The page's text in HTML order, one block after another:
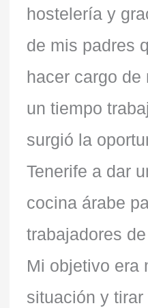
hostelería y
de mis padres
hacer cargo de
un tiempo
surgió la
Tenerife a dar
cocina árabe
trabajadores
Mi objetivo era
situación y